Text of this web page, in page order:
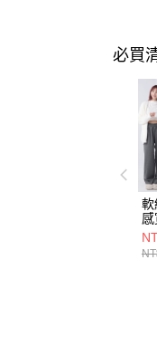
必買
軟